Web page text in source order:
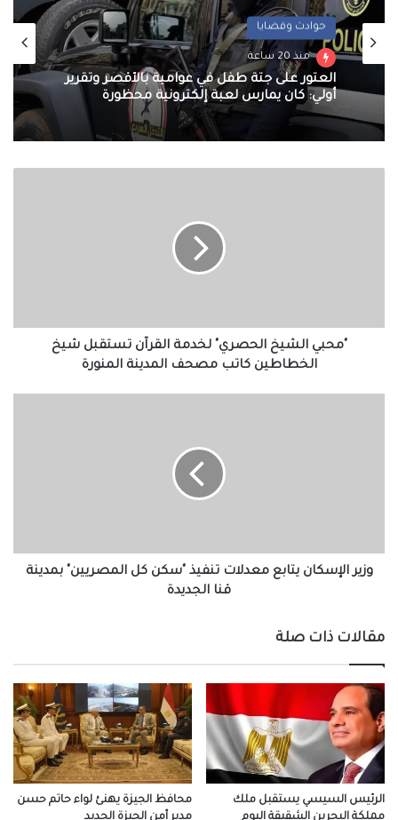
حوادث وقضايا
منذ 20 ساعة
العثور على جثة طفل في عوامية بالأقصر وتقرير
أولي: كان يمارس لعبة إلكترونية محظورة
كاتب
"محبي الشيخ الحصري" لخدمة القرآن تستقبل شيخ
الخطاطين كاتب مصحف المدينة المنورة
بمدينة
قناوزير الإسكان يتابع معدلات تنفيذ "سكن كل المصريين" بمدينة
قنا الجديدة
مقالات ذات صلة
الرئيس السيسي يستقبل ملك
محافظ الجيزة يهنئ لواء حاتم حسن